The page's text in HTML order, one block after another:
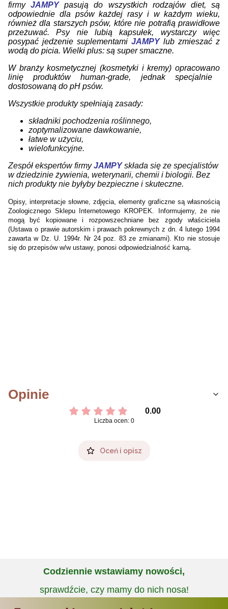
firmyJAMPYpasują do wszystkich rodzajów diet, są
odpowiednie dla psów każdej rasy i w każdym wieku,
również dla starszych psów, które nie potrafią prawidłowe
przeżuwać. Psy nie lubią kapsułek, wystarczy więc
posypać jedzenie suplementami JAMPY lub zmieszać z
wodą do picia. Wielki plus: są super smaczne.
W branży kosmetycznej (kosmetyki i kremy) opracowano
linię produktów human-grade, jednak specjalnie
dostosowaną do pH psów.
Wszystkie produkty spełniają zasady:
składniki pochodzenia roślinnego,
zoptymalizowane dawkowanie,
łatwe w użyciu,
wielofunkcyjne.
Zespół ekspertów firmyJAMPY składa się ze specjalistów
w dziedzinie żywienia, weterynarii, chemii i biologii. Bez
nich produkty nie byłyby bezpieczne i skuteczne.
Opisy, interpretacje słowne, zdjęcia, elementy graficzne są własnością
Zoologicznego Sklepu Internetowego KROPEK. Informujemy, że nie
mogą być kopiowane i rozpowszechniane bez zgody właściciela
(Ustawa o prawie autorskim i prawach pokrewnych z dn. 4 lutego 1994
zawarta w Dz. U. 1994r. Nr 24 poz. 83 ze zmianami). Kto nie stosuje
się do przepisów w/w ustawy, ponosi odpowiedzialność karną.
Opinie
0.00
Liczba ocen: 0
Oceń i opisz
Codziennie wstawiamy nowości,
sprawdźcie, czy mamy do nich nosa!